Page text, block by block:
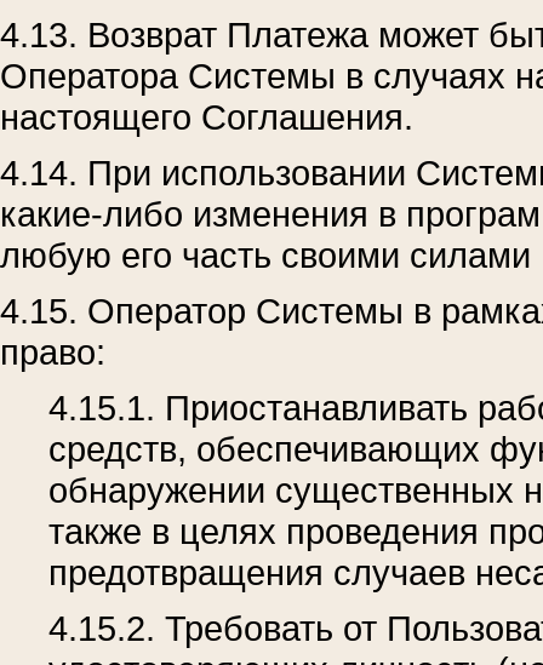
4.13. Возврат Платежа может
Оператора Системы в случаях
настоящего Соглашения.
4.14. При использовании
какие-либо изменения в
любую его часть своими
4.15. Оператор Системы в
право:
4.15.1. Приостанавливать
средств, обеспечивающих
обнаружении существенных
также в целях проведения
предотвращения случаев
4.15.2. Требовать от